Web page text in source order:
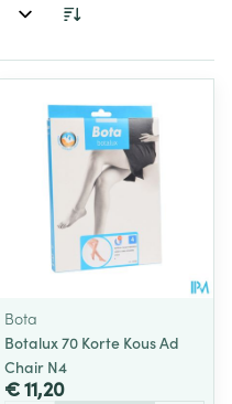
Bota
Botalux 70 Korte Kous Ad
Chair N4
€ 11,20